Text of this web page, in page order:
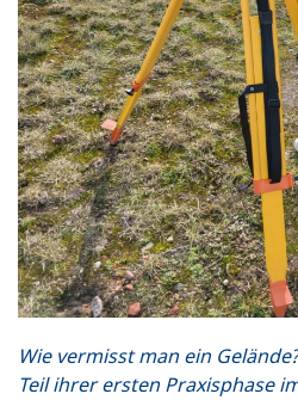
Wie vermisst man ein
Teil ihrer ersten Praxisphase